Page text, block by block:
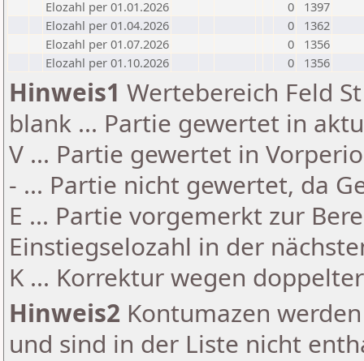
Elozahl per 01.01.2026
0
1397
Elozahl per 01.04.2026
0
1362
Elozahl per 01.07.2026
0
1356
Elozahl per 01.10.2026
0 1356
Hinweis1 Wertebereich Feld
blank ... Partie gewertet in
V ... Partie gewertet in
- ... Partie nicht gewertet, da
E ... Partie vorgemerkt zur
Einstiegselozahl in der
K ... Korrektur wegen
Hinweis2 Kontumazen
und sind in der Liste nicht